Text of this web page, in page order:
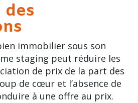
des
immobilier sous son
staging peut réduire les
de prix de la part des
de cœur et l’absence de
à une offre au prix.